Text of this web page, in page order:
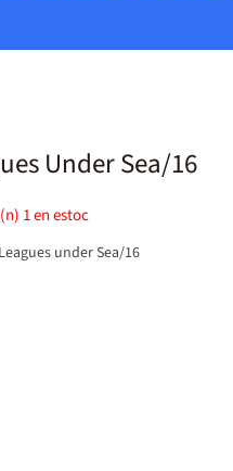
Under Sea/16
1en estoc
under Sea/16